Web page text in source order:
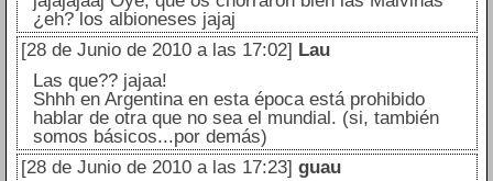
¿eh? los albioneses jajaj
[28 de Junio de 2010 a las 17:02] Lau
Las que?? jajaa!
Shhh en Argentina en esta época está prohibido
hablar de otra que no sea el mundial. (si, también
somos básicos...por demás)
[28 de Junio de 2010 a las 17:23] guau